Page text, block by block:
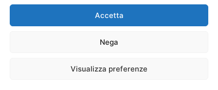
Accetta
Nega
Visualizza preferenze
P.IVA: 06334930820
Mercurio Comunicazione Società Cooperativa a r.l. è
iscritta al Registro degli Operatori di Comunicazione al
Sito gestito daLa Digitale srl–info@ladigitale.it